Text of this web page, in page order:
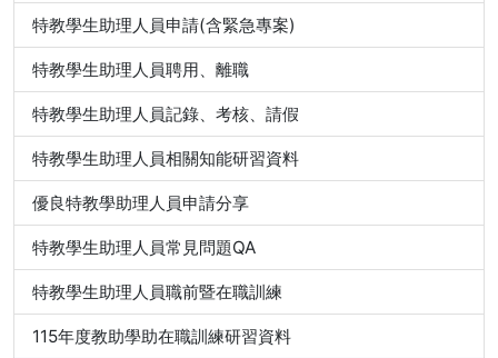
特教學生助理人員申請(含緊急專案)
特教學生助理人員聘用、離職
特教學生助理人員記錄、考核、請假
特教學生助理人員相關知能研習資料
優良特教學助理人員申請分享
特教學生助理人員常見問題QA
特教學生助理人員職前暨在職訓練
115年度教助學助在職訓練研習資料